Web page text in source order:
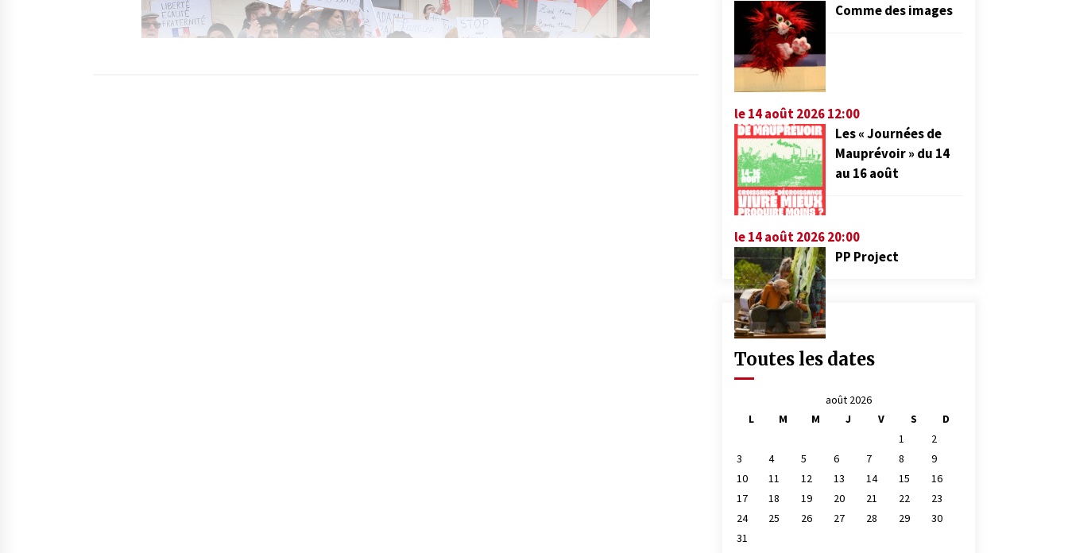
Comme des images
le 14 août 2026 12:00
Les « Journées de
Mauprévoir » du 14
au 16 août
le 14 août 2026 20:00
PP Project
Toutes les dates
août 2026
L
M M J V S
D
1
2
3
4 5 6 7 8
9
10
11 12 13 14 15
16
17
18 19 20 21 22
23
24
25 26 27 28 29
30
31